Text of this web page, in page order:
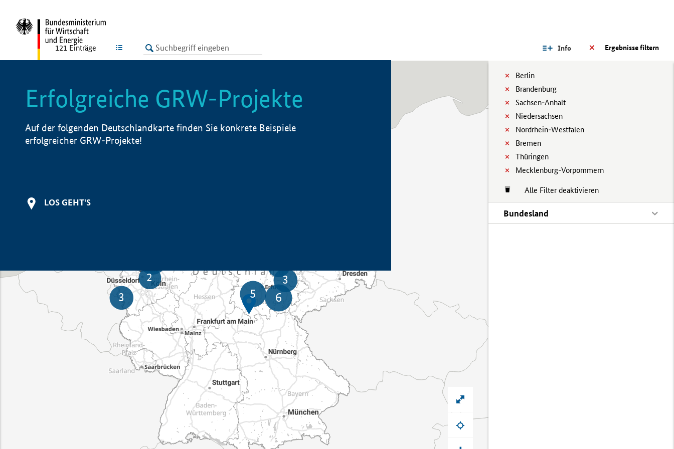
LISTE Ergebnisse filtern
Info
Berlin
Brandenburg
Sachsen-Anhalt
Niedersachsen
Nordrhein-Westfalen
Bremen
Thüringen
Mecklenburg-Vorpommern
Alle Filter deaktivieren
Bundesland
121 Einträge
Erfolgreiche GRW-Projekte
Auf der folgenden Deutschlandkarte finden Sie konkrete Beispiele
erfolgreicher GRW-Projekte!
LOS GEHT'S